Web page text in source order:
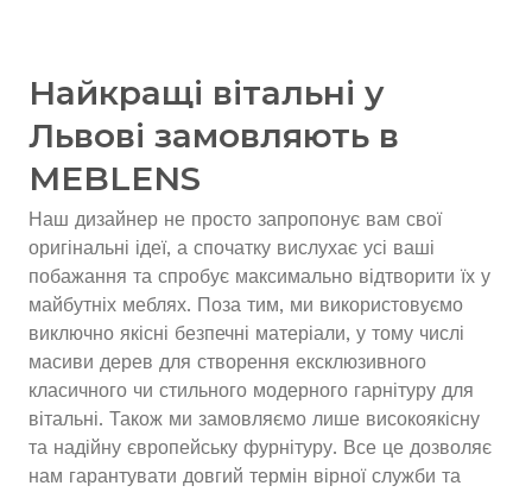
Найкращі вітальні у
Львові замовляють в
MEBLENS
Наш дизайнер не просто запропонує вам свої
оригінальні ідеї, а спочатку вислухає усі ваші
побажання та спробує максимально відтворити їх у
майбутніх меблях. Поза тим, ми використовуємо
виключно якісні безпечні матеріали, у тому числі
масиви дерев для створення ексклюзивного
класичного чи стильного модерного гарнітуру для
вітальні. Також ми замовляємо лише високоякісну
та надійну європейську фурнітуру. Все це дозволяє
нам гарантувати довгий термін вірної служби та